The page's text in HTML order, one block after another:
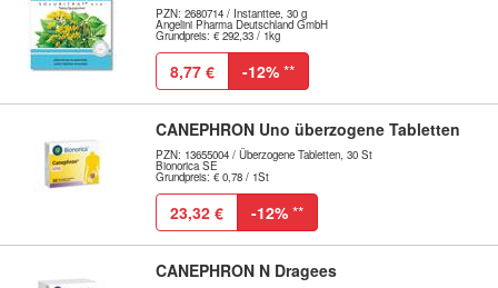
PZN: 2680714 / Instanttee, 30 g
Angelini Pharma Deutschland GmbH
Grundpreis: € 292,33 / 1kg
8,77 € -12% **
CANEPHRON Uno überzogene Tabletten
PZN: 13655004 / Überzogene Tabletten, 30 St
Bionorica SE
Grundpreis: € 0,78 / 1St
23,32 € -12% **
CANEPHRON N Dragees